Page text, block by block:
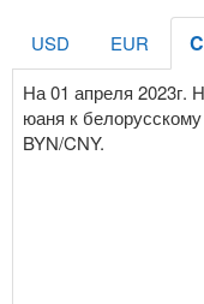
USD EUR
На 01 апреля 2023г.
юаня к
BYN/CNY.